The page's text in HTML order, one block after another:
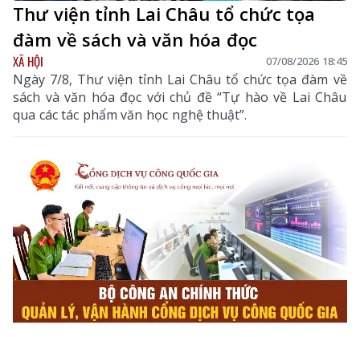
Thư viện tỉnh Lai Châu tổ chức tọa
đàm về sách và văn hóa đọc
XÃ HỘI 07/08/2026 18:45
Ngày 7/8, Thư viện tỉnh Lai Châu tổ chức tọa đàm về
sách và văn hóa đọc với chủ đề “Tự hào về Lai Châu
qua các tác phẩm văn học nghệ thuật”.